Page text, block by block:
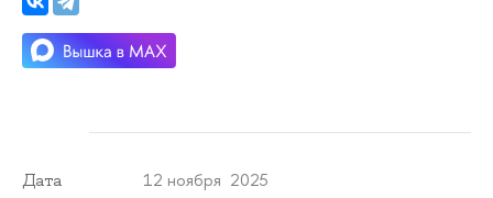
Дата 12 ноября 2025